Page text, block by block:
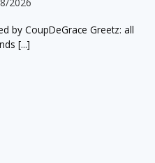
by CoupDeGrace Greetz: all
[...]